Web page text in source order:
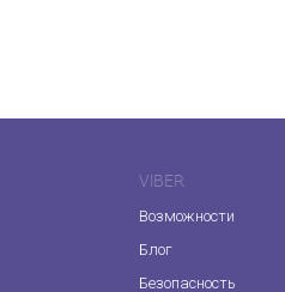
VIBER
Возможности
Блог
Безопасность